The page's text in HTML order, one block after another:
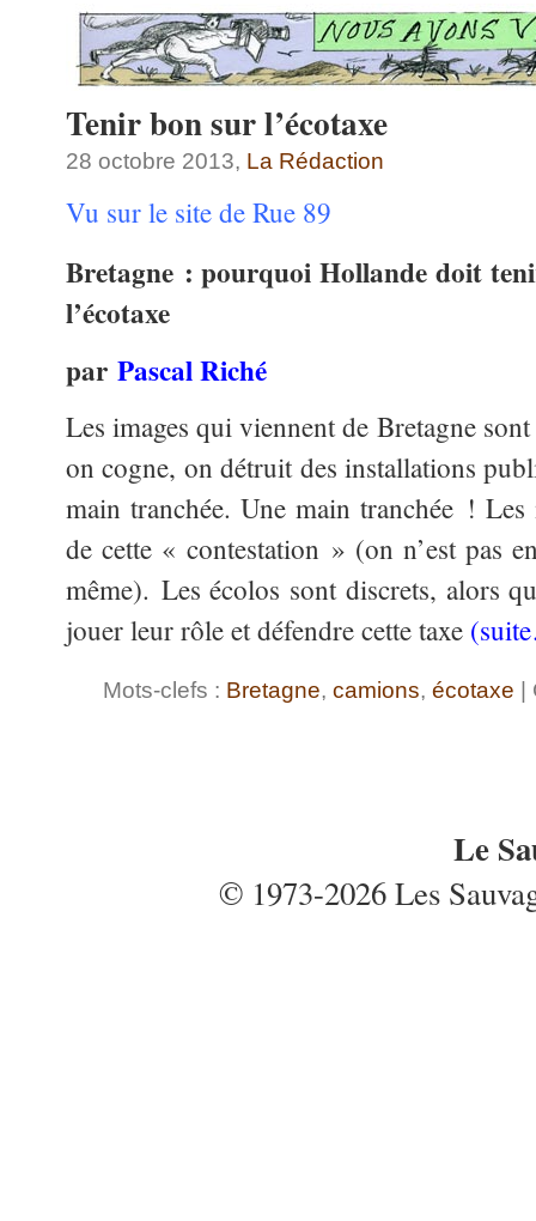
Tenir bon sur l’écotaxe
28 octobre 2013, La Rédaction
Vu sur le site de Rue 89
Bretagne : pourquoi Hollande doit
l’écotaxe
par Pascal Riché
Les images qui viennent de Bretagne
on cogne, on détruit des installations
main tranchée. Une main tranchée ! Les
de cette « contestation » (on n’est pas
même). Les écolos sont discrets, alors
jouer leur rôle et défendre cette taxe
Mots-clefs : Bretagne, camions, écotaxe |
Le
© 1973-2026 Les